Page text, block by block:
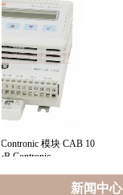
模块 CAB 10
Contronic
新闻中心